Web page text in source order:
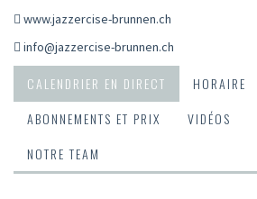
www.jazzercise-brunnen.ch
info@jazzercise-brunnen.ch
CALENDRIER EN DIRECT
HORAIRE
ABONNEMENTS ET PRIX
VIDÉOS
NOTRE TEAM